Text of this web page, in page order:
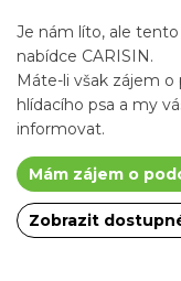
Je nám líto, ale
nabídce CARISIN.
Máte-li však zájem
hlídacího psa a my
informovat.
Mám zájem o
Zobrazit